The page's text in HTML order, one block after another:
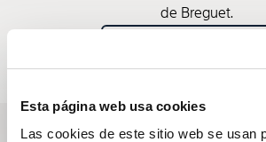
Esta página web usa cookies
Las cookies de este sitio web se usan
de Breguet.